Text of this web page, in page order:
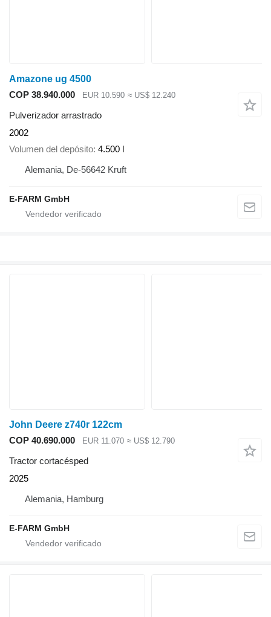
Amazone ug 4500
COP 38.940.000
EUR 10.590 ≈ US$ 12.240
Pulverizador arrastrado
2002
Volumen del depósito 4.500 l
Alemania, De-56642 Kruft
E-FARM GmbH
John Deere z740r 122cm
COP 40.690.000
EUR 11.070 ≈ US$ 12.790
Tractor cortacésped
2025
Alemania, Hamburg
E-FARM GmbH